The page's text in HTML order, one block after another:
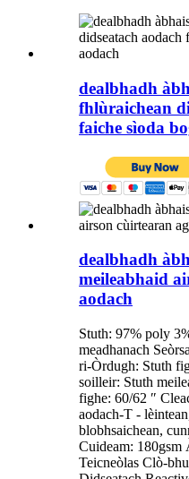
dealbhadh
fhlùraichean
faiche sìoda
dealbhadh
meileabhaid
aodach
Stuth: 97% poly
meadhanach
ri-Òrdugh: Stuth
soilleir: Stuth
fighe: 60/62 ″
aodach-T -
blobhsaichean,
Cuideam:
Teicneòlas Clò-